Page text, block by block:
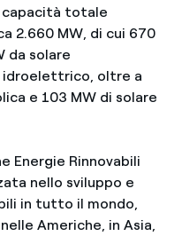
capacità totale
2.660 MW, di cui 670
da solare
idroelettrico, oltre a
e 103 MW di solare
Energie Rinnovabili
nello sviluppo e
in tutto il mondo,
Americhe, in Asia,